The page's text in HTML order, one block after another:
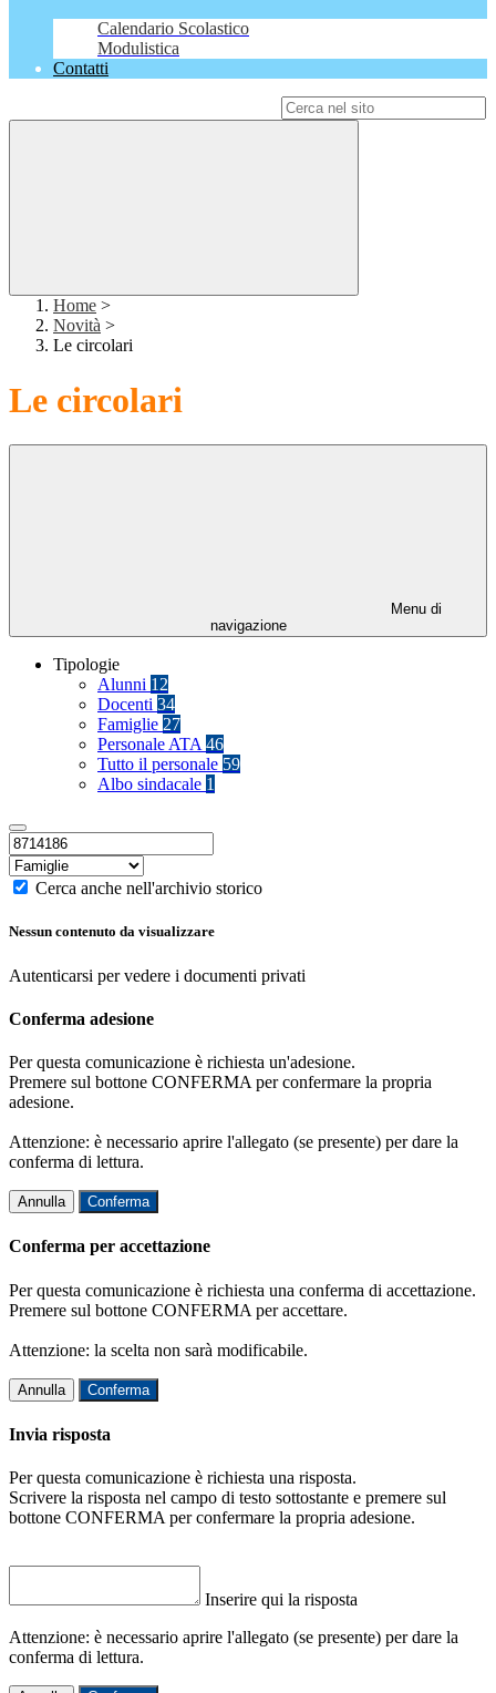
Calendario Scolastico
Modulistica
Contatti
Home >
Novità >
Le circolari
Le circolari
Menu di
navigazione
Tipologie
Alunni 12
Docenti 34
Famiglie 27
Personale ATA 46
Tutto il personale 59
Albo sindacale 1
Cerca anche nell'archivio storico
Nessun contenuto da visualizzare
Autenticarsi per vedere i documenti privati
Conferma adesione
Per questa comunicazione è richiesta un'adesione.
Premere sul bottone CONFERMA per confermare la propria
adesione.
Attenzione: è necessario aprire l'allegato (se presente) per dare la
conferma di lettura.
Annulla Conferma
Conferma per accettazione
Per questa comunicazione è richiesta una conferma di accettazione.
Premere sul bottone CONFERMA per accettare.
Attenzione: la scelta non sarà modificabile.
Annulla Conferma
Invia risposta
Per questa comunicazione è richiesta una risposta.
Scrivere la risposta nel campo di testo sottostante e premere sul
bottone CONFERMA per confermare la propria adesione.
Inserire qui la risposta
Attenzione: è necessario aprire l'allegato (se presente) per dare la
conferma di lettura.